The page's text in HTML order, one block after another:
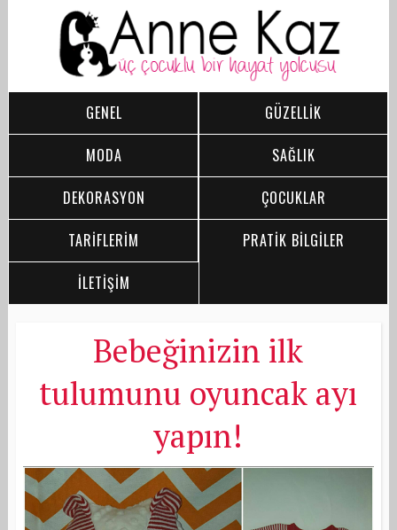
GENEL
GÜZELLİK
MODA
SAĞLIK
DEKORASYON
ÇOCUKLAR
TARİFLERİM
PRATİK BİLGİLER
İLETİŞİM
Bebeğinizin ilk
tulumunu oyuncak ayı
yapın!